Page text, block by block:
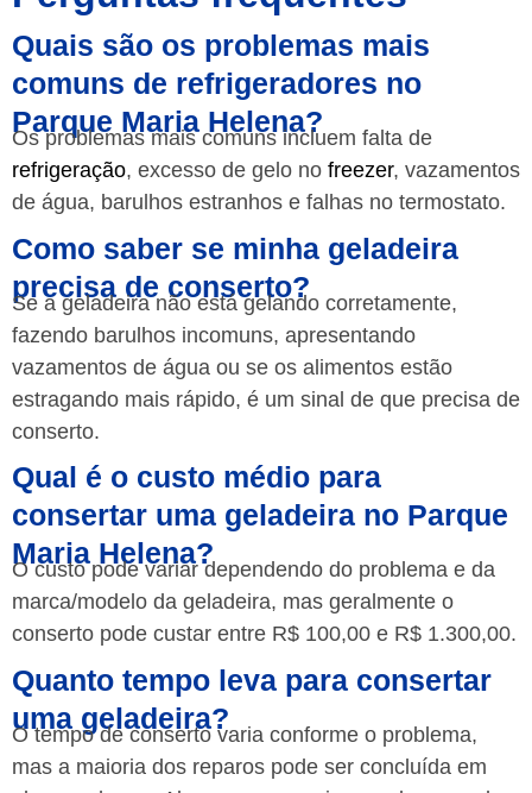
Quais são os problemas mais
comuns de refrigeradores no
Parque Maria Helena?
Os problemas mais comuns incluem falta de
refrigeração, excesso de gelo no freezer, vazamentos
de água, barulhos estranhos e falhas no termostato.
Como saber se minha geladeira
precisa de conserto?
Se a geladeira não está gelando corretamente,
fazendo barulhos incomuns, apresentando
vazamentos de água ou se os alimentos estão
estragando mais rápido, é um sinal de que precisa de
conserto.
Qual é o custo médio para
consertar uma geladeira no Parque
Maria Helena?
O custo pode variar dependendo do problema e da
marca/modelo da geladeira, mas geralmente o
conserto pode custar entre R$ 100,00 e R$ 1.300,00.
Quanto tempo leva para consertar
uma geladeira?
O tempo de conserto varia conforme o problema,
mas a maioria dos reparos pode ser concluída em